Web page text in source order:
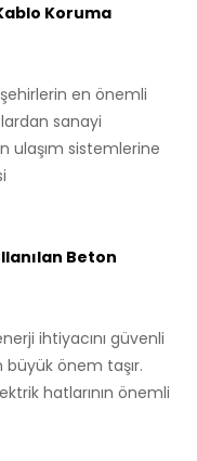
Koruma
en önemli
sanayi
ulaşım sistemlerine
Beton
ihtiyacını güvenli
büyük önem taşır.
hatlarının önemli